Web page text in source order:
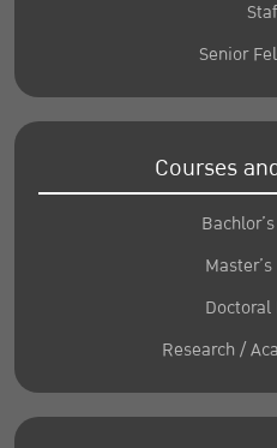
Senior
Courses
Doctoral
Research /